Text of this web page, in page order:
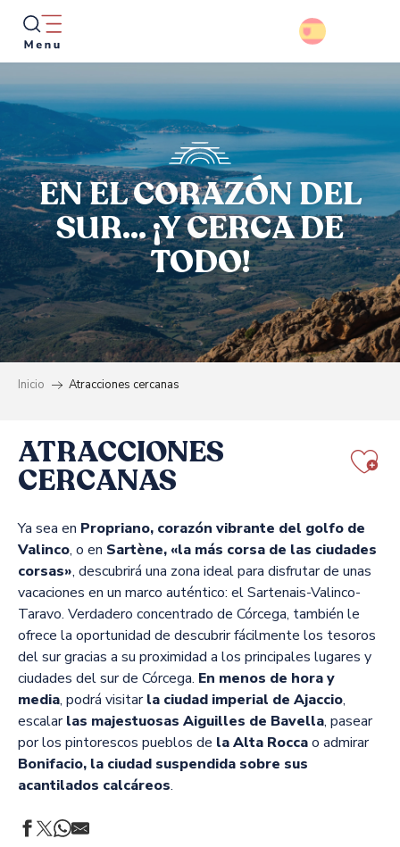
Aller
contenu
EN EL CORAZÓN DEL
SUR... ¡Y CERCA DE
TODO!
Inicio Atracciones cercanas
ATRACCIONES
CERCANAS
Ya sea en Propriano, corazón vibrante del golfo de
Valinco, o en Sartène, «la más corsa de las ciudades
corsas», descubrirá una zona ideal para disfrutar de unas
vacaciones en un marco auténtico: el Sartenais-Valinco-
Taravo. Verdadero concentrado de Córcega, también le
ofrece la oportunidad de descubrir fácilmente los tesoros
del sur gracias a su proximidad a los principales lugares y
ciudades del sur de Córcega. En menos de hora y
media, podrá visitarla ciudad imperial de Ajaccio,
escalarlas majestuosas Aiguilles de Bavella, pasear
por los pintorescos pueblos de la Alta Roccao admirar
Bonifacio, la ciudad suspendida sobre sus
acantilados calcáreos.